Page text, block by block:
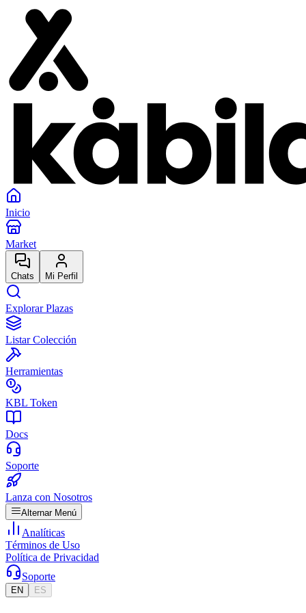
Inicio
Market
Chats Mi Perfil
Explorar Plazas
Listar Colección
Herramientas
KBL Token
Docs
Soporte
Lanza con Nosotros
Alternar Menú
Analíticas
Términos de Uso
Política de Privacidad
Soporte
EN ES